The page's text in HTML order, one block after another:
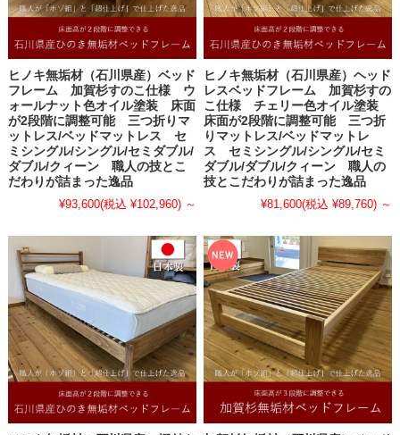
ヒノキ無垢材（石川県産）ベッド
フレーム 加賀杉すのこ仕様 ウ
ォールナット色オイル塗装 床面
が2段階に調整可能 三つ折りマ
ットレス/ベッドマットレス セ
ミシングル/シングル/セミダブル/
ダブル/クィーン 職人の技とこ
だわりが詰まった逸品
¥93,600(税込 ¥102,960) ～
ヒノキ無垢材（石川県産）ヘッド
レスベッドフレーム 加賀杉すの
こ仕様 チェリー色オイル塗装
床面が2段階に調整可能 三つ折
りマットレス/ベッドマットレ
ス セミシングル/シングル/セミ
ダブル/ダブル/クィーン 職人の
技とこだわりが詰まった逸品
¥81,600(税込 ¥89,760) ～